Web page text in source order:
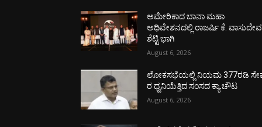
ಅಮೇರಿಕಾದ ಬಾನಾ ಮಹಾ
ಅಧಿವೇಶನದಲ್ಲಿ ರಾಜರ್ಷಿ ಕೆ. ವಾಸುದೇವ
ಶೆಟ್ಟಿ ಭಾಗಿ
August 6, 2026
ಲೋಕಸಭೆಯಲ್ಲಿ ನಿಯಮ 377ರಡಿ
ರ ಧ್ವನಿಯೆತ್ತಿದ ಸಂಸದ ಕ್ಯಾ.ಚೌಟ
August 6, 2026